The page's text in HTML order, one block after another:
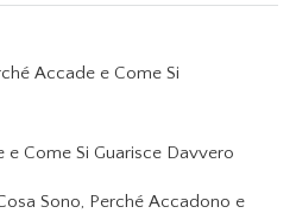
Accade e Come Si
e Come Si Guarisce Davvero
Sono, Perché Accadono e